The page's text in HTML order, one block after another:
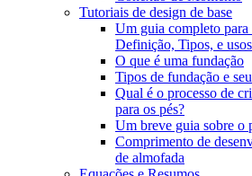
Tutoriais de design de base
Um guia completo
Definição, Tipos, e usos
O que é uma fundação
Tipos de fundação e
Qual é o processo de
para os pés?
Um breve guia sobre o
Comprimento de
de almofada